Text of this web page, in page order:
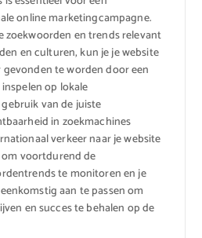
online marketingcampagne.
zoekwoorden en trends relevant
en culturen, kun je je website
te worden door een
op lokale
van de juiste
in zoekmachines
verkeer naar je website
voortdurend de
te monitoren en je
aan te passen om
en succes te behalen op de